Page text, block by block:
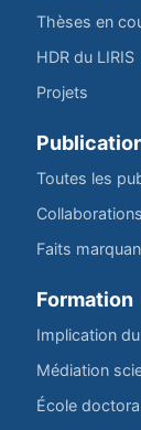
Thèses en
HDR du LIRIS
Projets
Toutes les
Faits
Formation
Implication
Médiation
École